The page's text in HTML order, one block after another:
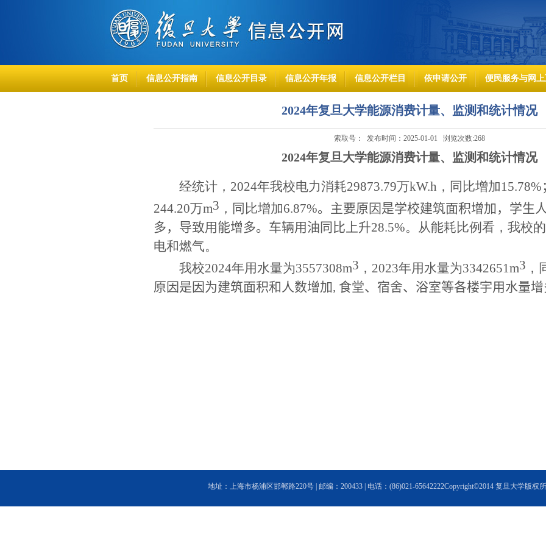
首页 信息公开指南 信息公开目录 信息公开年报 信息公开栏目 依申请公开 便民服务与网
2024年复旦大学能源消费计量、监测和统计情况
索取号： 发布时间：2025-01-01 浏览次数:268
2024年复旦大学能源消费计量、监测和统计情况
经统计， 2024年我校电力消耗29873.79万kW.h ，同比增加15.78%
244.20万m3 ，同比增加6.87%。 主要原因是学校建筑面积增加， 学生
多，导致用能增多。车辆用油同比 上升28.5%。从能耗比例看，我校
电和燃气。
我校2024年用水量为3557308m3 ， 2023年用水量为3342651m3 ，
原因是因为建筑面积和人数增加, 食堂、宿舍、浴室等各楼宇用水量
地址：上海市杨浦区邯郸路220号 | 邮编：200433 | 电话：(86)021-65642222Copyright©2014 复旦大学版权